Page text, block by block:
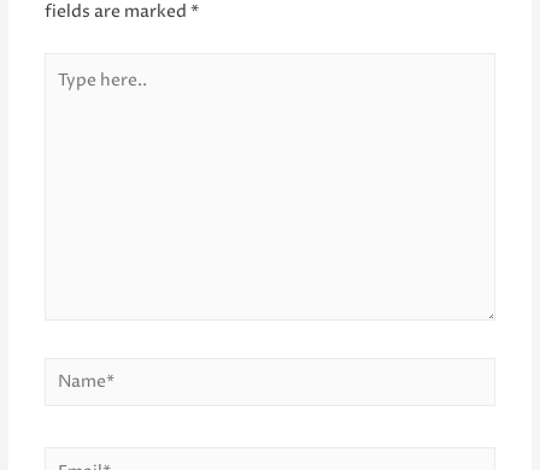
fields are marked *
here..
Name*
Email*